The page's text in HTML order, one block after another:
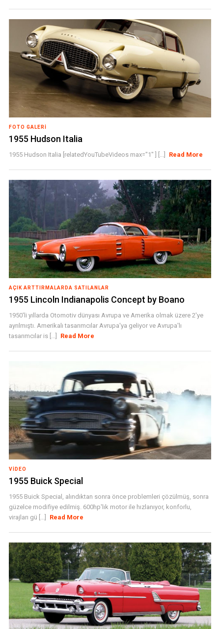
FOTO GALERI
1955 Hudson Italia
1955 Hudson Italia [relatedYouTubeVideos max="1" ] [...] Read More
AÇIK ARTTIRMALARDA SATILANLAR
1955 Lincoln Indianapolis Concept by Boano
1950'li yıllarda Otomotiv dünyası Avrupa ve Amerika olmak üzere 2'ye
ayrılmıştı. Amerikalı tasarımcılar Avrupa'ya geliyor ve Avrupa'lı
tasarımcılar is [...]
Read More
VIDEO
1955 Buick Special
1955 Buick Special, alındıktan sonra önce problemleri çözülmüş, sonra
güzelce modifiye edilmiş. 600hp'lık motor ile hızlanıyor, konforlu,
virajları gü [...]
Read More